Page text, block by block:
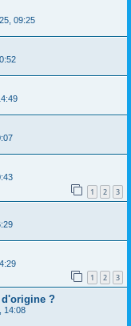
09:25
1 2 3
1 2 3
?
14:08